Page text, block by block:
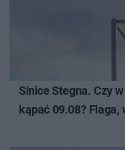
Sinice Stegna. Czy
kąpać 09.08?